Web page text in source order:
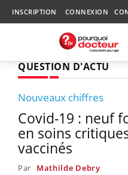
INSCRIPTION CONNEXION
QUESTION D'ACTU
Nouveaux chiffres
Covid-19 : neuf
en soins
vaccinés
Par Mathilde Debry